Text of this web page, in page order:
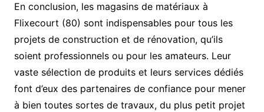
En conclusion, les magasins de matériaux à
Flixecourt (80) sont indispensables pour tous les
projets de construction et de rénovation, qu’ils
soient professionnels ou pour les amateurs. Leur
vaste sélection de produits et leurs services dédiés
font d’eux des partenaires de confiance pour mener
à bien toutes sortes de travaux, du plus petit projet